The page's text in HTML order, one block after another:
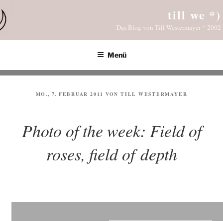
Inhalt
springen
till we *)
Das Blog von Till Westermayer * 2002
Menü
VERÖFFENTLICHT
MO., 7. FEBRUAR 2011 VON TILL WESTERMAYER
Photo of the week: Field of
roses, field of depth